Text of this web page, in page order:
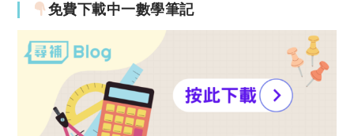
免費下載中一數學筆記